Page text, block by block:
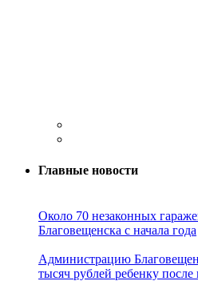
Главные новости
Около 70 незаконных
Благовещенска с начала года
Администрацию
тысяч рублей ребенку